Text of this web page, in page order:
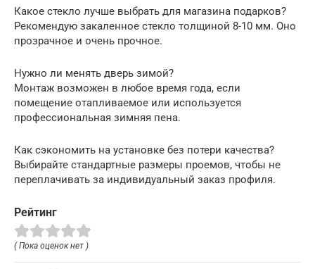
Какое стекло лучше выбрать для магазина подарков?
Рекомендую закаленное стекло толщиной 8-10 мм. Оно
прозрачное и очень прочное.
Нужно ли менять дверь зимой?
Монтаж возможен в любое время года, если
помещение отапливаемое или используется
профессиональная зимняя пена.
Как сэкономить на установке без потери качества?
Выбирайте стандартные размеры проемов, чтобы не
переплачивать за индивидуальный заказ профиля.
Рейтинг
( Пока оценок нет )